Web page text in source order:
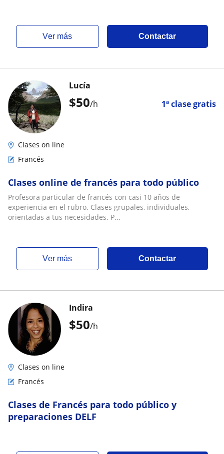
ver más Contactar
$50/h 1ª clase gratis
Lucía
Clases on line
Francés
Clases online de francés para todo público
Profesora particular de francés con casi 10 años de
experiencia en el rubro. Clases grupales, individuales,
orientadas a tus necesidades. P...
ver más Contactar
$50/h
Indira
Clases on line
Francés
Clases de Francés para todo público y
preparaciones DELF